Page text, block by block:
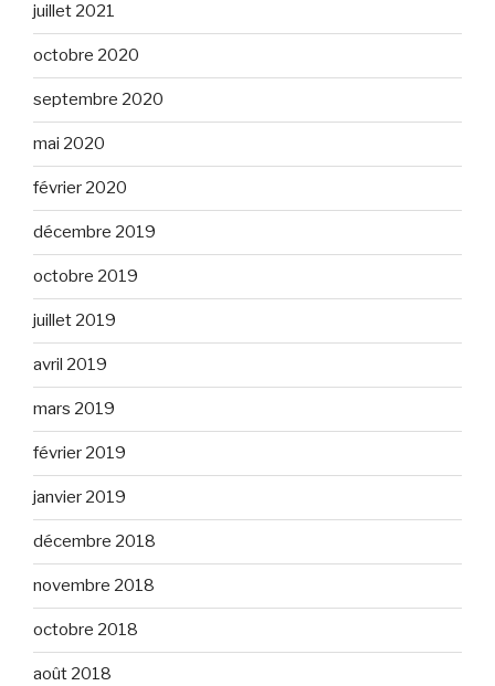
juillet 2021
octobre 2020
septembre 2020
mai 2020
février 2020
décembre 2019
octobre 2019
juillet 2019
avril 2019
mars 2019
février 2019
janvier 2019
décembre 2018
novembre 2018
octobre 2018
août 2018